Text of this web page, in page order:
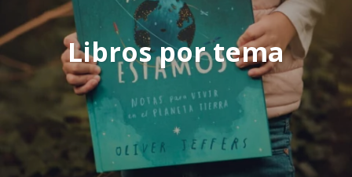
Libros por tema